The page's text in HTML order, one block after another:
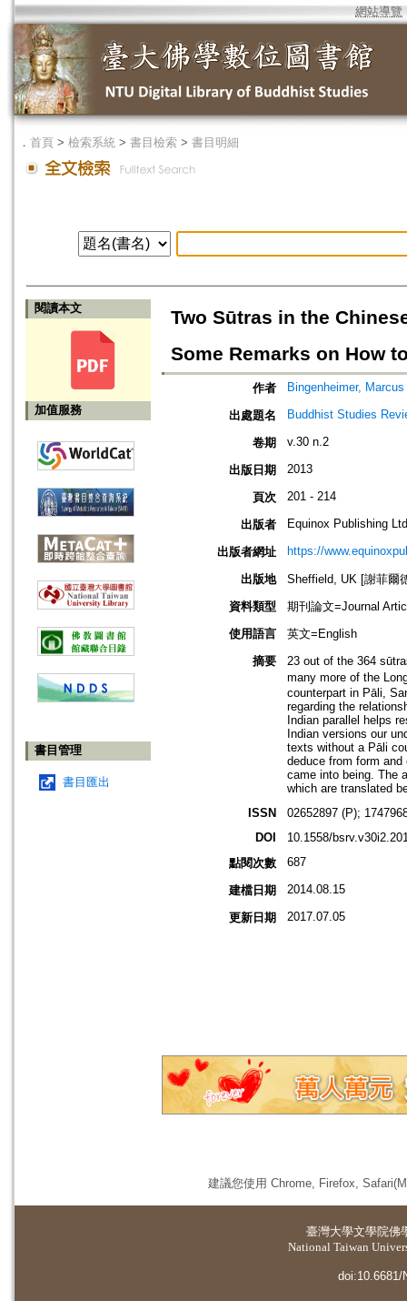
網站導覽
． 首頁 > 檢索系統 > 書目檢索 > 書目明細
閱讀本文
加值服務
書目管理
書目匯出
Two Sūtras in the
Some Remarks on How
作者 Bingenheimer, Marcus
出處題名 Buddhist Studies
卷期 v.30 n.2
出版日期 2013
頁次 201 - 214
出版者 Equinox Publishing
出版者網址 https://
出版地
Sheffield, UK [謝菲爾
資料類型
期刊論文=Journal
使用語言
英文=English
摘要
23 out of the 364
many more of the
counterpart in Pāli,
regarding the
Indian parallel helps
Indian versions our
texts without a Pāli
deduce from form
came into being. The
which are translated
ISSN
02652897 (P);
DOI
10.1558/
點閱次數
687
建檔日期 2014.08.15
更新日期 2017.07.05
建議您使用 Chrome, Firefox,
臺灣大學文學院佛
National Taiwan
doi:10.6681/